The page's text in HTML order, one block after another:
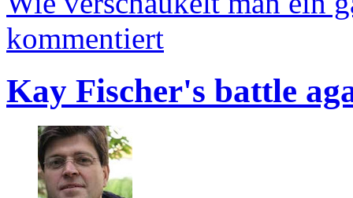
kommentiert
Kay Fischer's battle